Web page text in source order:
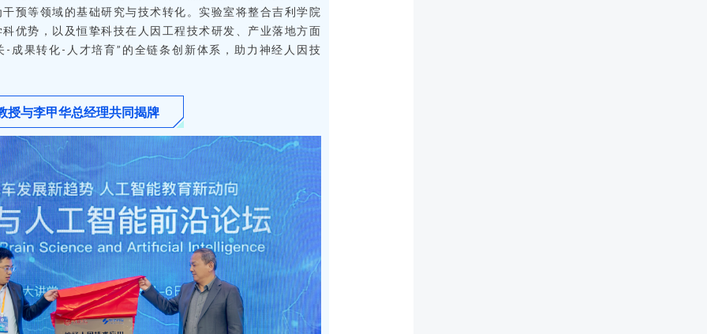
预等领域的基础研究与技术转化。实验室将整合吉利学院
优势，以及恒挚科技在人因工程技术研发、产业落地方面
成果转化-人才培育”的全链条创新体系，助力神经人因技
授与李甲华总经理共同揭牌